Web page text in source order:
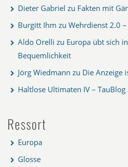
Dieter Gabriel zu Fakten mit
Burgitt Ihm zu Wehrdienst 2.0 –
Aldo Orelli zu Europa übt sich
Bequemlichkeit
Jörg Wiedmann zu Die Anzeige
Haltlose Ultimaten IV – TauBlog
Ressort
Europa
Glosse